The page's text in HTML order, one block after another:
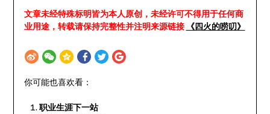
文章未经特殊标明皆为本人原创，未经许可不得用于任何商
业用途，转载请保持完整性并注明来源链接
《四火的唠叨》
你可能也喜欢看：
职业生涯下一站